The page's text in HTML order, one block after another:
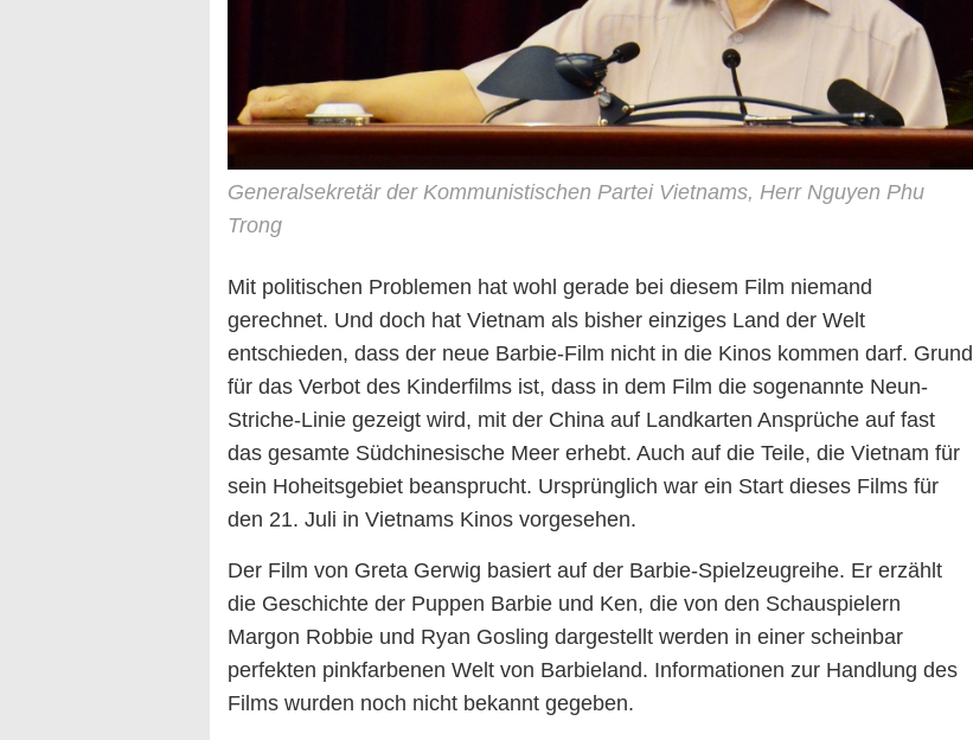
Generalsekretär der Kommunistischen Partei Vietnams, Herr Nguyen Phu
Trong
Mit politischen Problemen hat wohl gerade bei diesem Film niemand
gerechnet. Und doch hat Vietnam als bisher einziges Land der Welt
entschieden, dass der neue Barbie-Film nicht in die Kinos kommen darf. Grund
für das Verbot des Kinderfilms ist, dass in dem Film die sogenannte Neun-
Striche-Linie gezeigt wird, mit der China auf Landkarten Ansprüche auf fast
das gesamte Südchinesische Meer erhebt. Auch auf die Teile, die Vietnam für
sein Hoheitsgebiet beansprucht. Ursprünglich war ein Start dieses Films für
den 21. Juli in Vietnams Kinos vorgesehen.
Der Film von Greta Gerwig basiert auf der Barbie-Spielzeugreihe. Er erzählt
die Geschichte der Puppen Barbie und Ken, die von den Schauspielern
Margon Robbie und Ryan Gosling dargestellt werden in einer scheinbar
perfekten pinkfarbenen Welt von Barbieland. Informationen zur Handlung des
Films wurden noch nicht bekannt gegeben.